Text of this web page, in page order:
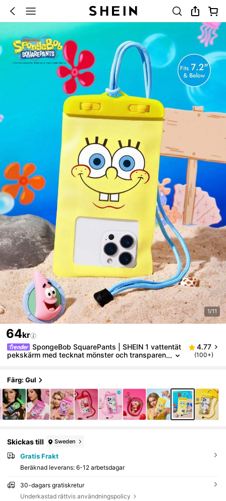
1/11
64kr
SpongeBob SquarePants | SHEIN 1 vattentät
pekskärm med tecknat mönster och transparen
vandring, skyddar mobiltelefoner, kameror, kontante
r, pass, dokument från vatten, sand, snö, damm
4.77
(100+)
Färg: Gul
Skickas till Sweden
Gratis Frakt
Beräknad leverans: 6-12 arbetsdagar
30-dagars gratiskretur
Underkastad rättvis användningspolicy